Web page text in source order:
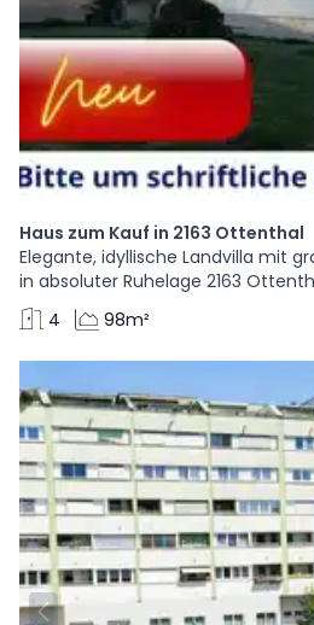
Haus zum Kauf in 2163 Ottenthal
Elegante, idyllische Landvilla mit
in absoluter Ruhelage 2163
4
98m²